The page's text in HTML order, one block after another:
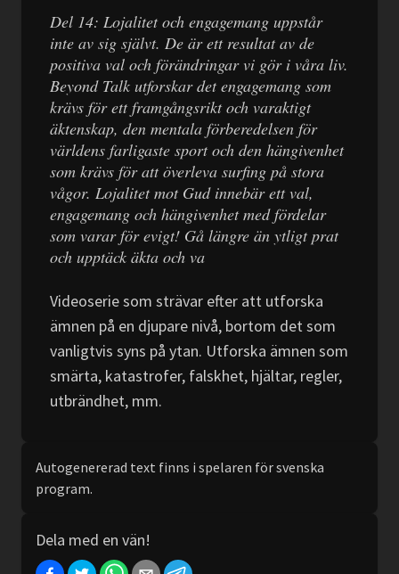
Del 14: Lojalitet och engagemang uppstår
inte av sig självt. De är ett resultat av de
positiva val och förändringar vi gör i våra liv.
Beyond Talk utforskar det engagemang som
krävs för ett framgångsrikt och varaktigt
äktenskap, den mentala förberedelsen för
världens farligaste sport och den hängivenhet
som krävs för att överleva surfing på stora
vågor. Lojalitet mot Gud innebär ett val,
engagemang och hängivenhet med fördelar
som varar för evigt! Gå längre än ytligt prat
och upptäck äkta och va
Videoserie som strävar efter att utforska
ämnen på en djupare nivå, bortom det som
vanligtvis syns på ytan. Utforska ämnen som
smärta, katastrofer, falskhet, hjältar, regler,
utbrändhet, mm.
Autogenererad text finns i spelaren för svenska
program.
Dela med en vän!